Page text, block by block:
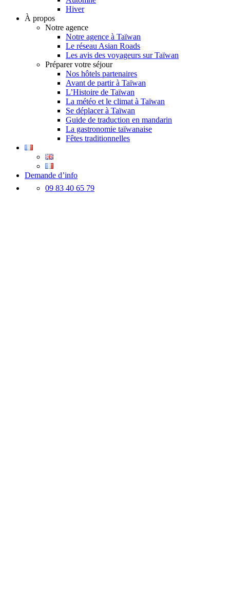
Hiver
À propos
Notre agence
Notre agence à Taïwan
Le réseau Asian Roads
Les avis des voyageurs sur Taïwan
Préparer votre séjour
Nos hôtels partenaires
Avant de partir à Taïwan
L’Histoire de Taïwan
La météo et le climat à Taïwan
Se déplacer à Taïwan
Guide de traduction en mandarin
La gastronomie taïwanaise
Fêtes traditionnelles
Demande d’info
09 83 40 65 79